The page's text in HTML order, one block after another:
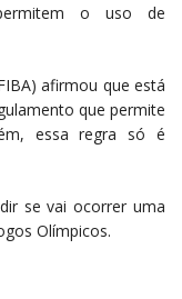
o uso de
afirmou que está
que permite
essa regra só é
se vai ocorrer uma
Olímpicos.